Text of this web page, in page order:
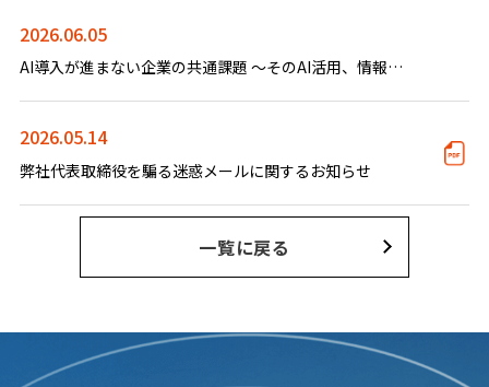
2026.06.05
AI導入が進まない企業の共通課題 ～そのAI活用、情報基盤なしで成功しますか？～
2026.05.14
弊社代表取締役を騙る迷惑メールに関するお知らせ
一覧に戻る